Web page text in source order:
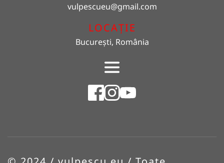
vulpescueu@gmail.com
LOCAȚIE
București, România